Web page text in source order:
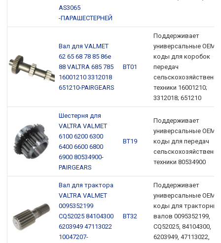
AS3065
-ПАРАШЕСТЕРНЕЙ
Вал для VALMET
62 65 68 78 85 86e
88 VALTRA 685 785
16001210 3312018
651210-PAIRGEARS
ВТ01
Поддерживает
универсальные OEM-
коды для коробок
передач
техники 16001210;
3312018; 651210
Шестерня для
VALTRA VALMET
6100 6200 6300
6400 6600 6800
6900 80534900-
PAIRGEARS
ВТ19
Поддерживает
универсальные OEM-
коды для передач
техники 80534900
Вал для трактора
VALTRA VALMET
0095352199
CQ52025 84104300
6203949 47113022
10047207-
ВТ32
Поддерживает
универсальные OEM-
коды для тракторных
валов 0095352199,
CQ52025, 84104300,
6203949, 47113022,